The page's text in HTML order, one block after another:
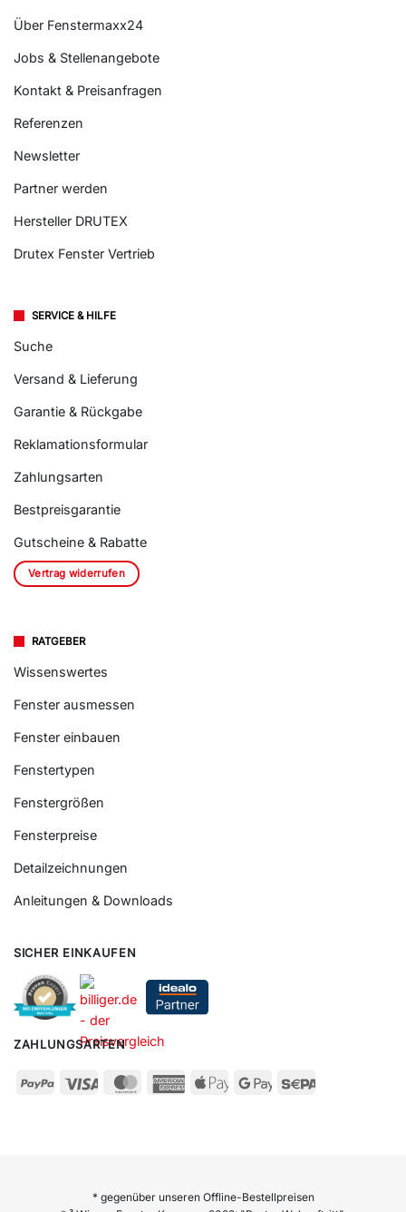
Über Fenstermaxx24
Jobs & Stellenangebote
Kontakt & Preisanfragen
Referenzen
Newsletter
Partner werden
Hersteller DRUTEX
Drutex Fenster Vertrieb
SERVICE & HILFE
Suche
Versand & Lieferung
Garantie & Rückgabe
Reklamationsformular
Zahlungsarten
Bestpreisgarantie
Gutscheine & Rabatte
Vertrag widerrufen
RATGEBER
Wissenswertes
Fenster ausmessen
Fenster einbauen
Fenstertypen
Fenstergrößen
Fensterpreise
Detailzeichnungen
Anleitungen & Downloads
SICHER EINKAUFEN
ZAHLUNGSARTEN
* gegenüber unseren Offline-Bestellpreisen